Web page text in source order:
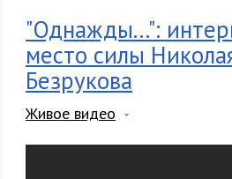
"Однажды...":
место силы
Безрукова
Живое видео